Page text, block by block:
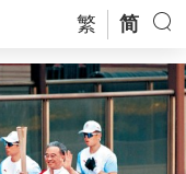
繁 简